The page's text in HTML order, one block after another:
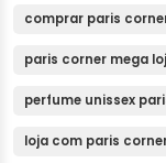
comprar paris
paris corner mega
perfume unissex
loja com paris